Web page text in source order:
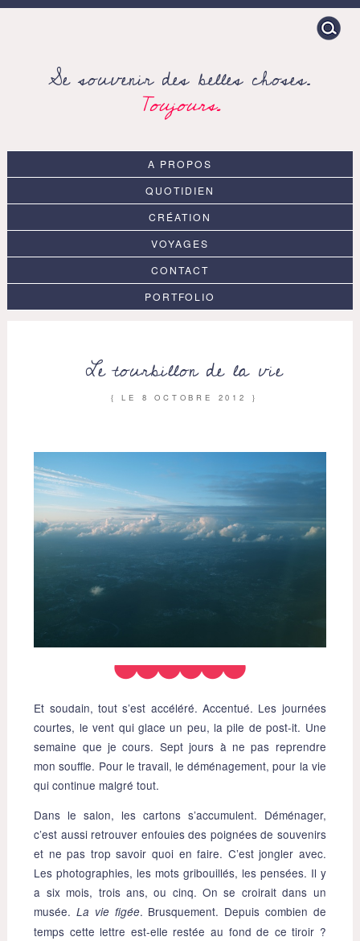
Search
for:
Se souvenir des belles choses.
Toujours.
A PROPOS
QUOTIDIEN
CRÉATION
VOYAGES
CONTACT
PORTFOLIO
Le tourbillon de la vie
{ LE 8 OCTOBRE 2012 }
Et soudain, tout s’est accéléré. Accentué. Les journées
courtes, le vent qui glace un peu, la pile de post-it. Une
semaine que je cours. Sept jours à ne pas reprendre
mon souffle. Pour le travail, le déménagement, pour la vie
qui continue malgré tout.
Dans le salon, les cartons s’accumulent. Déménager,
c’est aussi retrouver enfouies des poignées de souvenirs
et ne pas trop savoir quoi en faire. C’est jongler avec.
Les photographies, les mots gribouillés, les pensées. Il y
a six mois, trois ans, ou cinq. On se croirait dans un
musée.La vie figée. Brusquement. Depuis combien de
temps cette lettre est-elle restée au fond de ce tiroir ?